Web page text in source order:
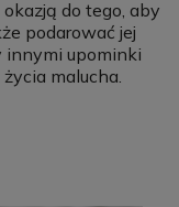
do tego, aby
podarować jej
innymi upominki
malucha.